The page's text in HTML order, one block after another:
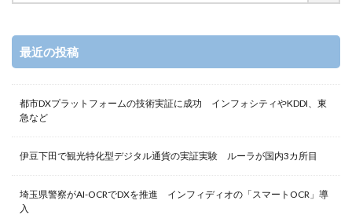
最近の投稿
都市DXプラットフォームの技術実証に成功 インフォシティやKDDI、東
急など
伊豆下田で観光特化型デジタル通貨の実証実験 ルーラが国内3カ所目
埼玉県警察がAI-OCRでDXを推進 インフィディオの「スマートOCR」導
入